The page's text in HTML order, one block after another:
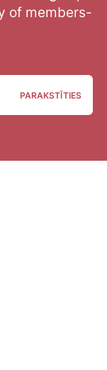
of members-
PARAKSTĪTIES